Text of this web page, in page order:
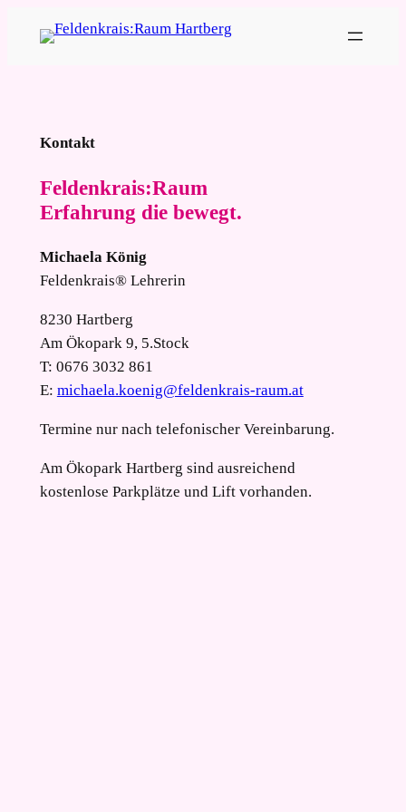
Inhalt
Kontakt
Feldenkrais:Raum
Erfahrung die bewegt.
Michaela König
Feldenkrais® Lehrerin
8230 Hartberg
Am Ökopark 9, 5.Stock
T: 0676 3032 861
E: michaela.koenig@feldenkrais-raum.at
Termine nur nach telefonischer Vereinbarung.
Am Ökopark Hartberg sind ausreichend
kostenlose Parkplätze und Lift vorhanden.